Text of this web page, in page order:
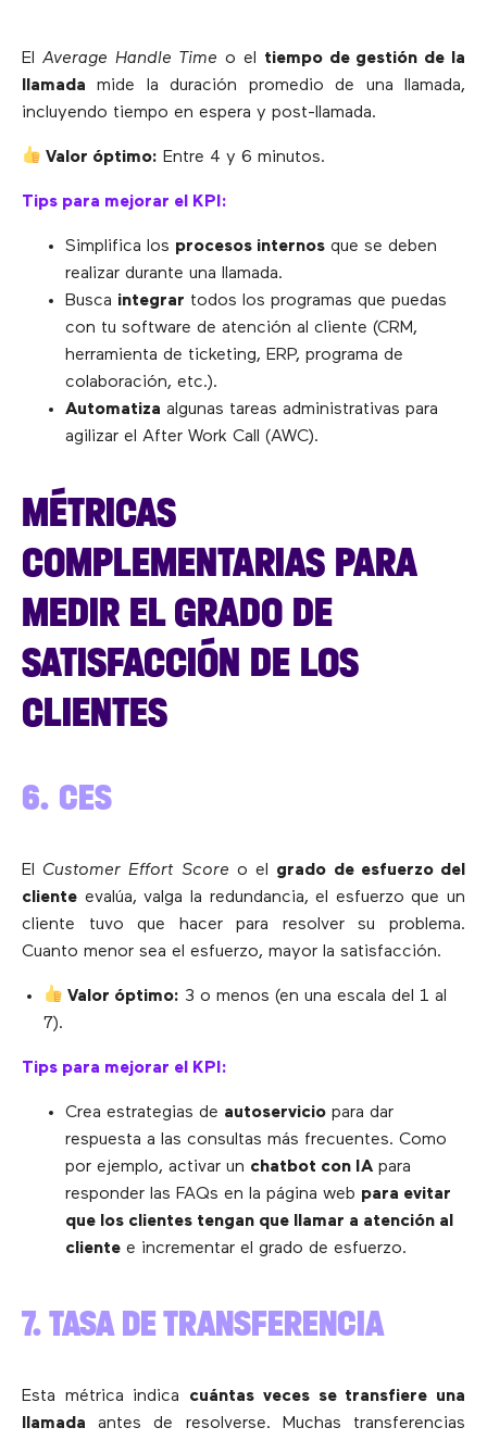
El Average Handle Time o el tiempo de gestión de la
llamada mide la duración promedio de una llamada,
incluyendo tiempo en espera y post-llamada.
Valor óptimo: Entre 4 y 6 minutos.
Tips para mejorar el KPI:
Simplifica los procesos internos que se deben
realizar durante una llamada.
Busca integrar todos los programas que puedas
con tu software de atención al cliente (CRM,
herramienta de ticketing, ERP, programa de
colaboración, etc.).
Automatiza algunas tareas administrativas para
agilizar el After Work Call (AWC).
MÉTRICAS
COMPLEMENTARIAS PARA
MEDIR EL GRADO DE
SATISFACCIÓN DE LOS
CLIENTES
6. CES
El Customer Effort Score o el grado de esfuerzo del
cliente evalúa, valga la redundancia, el esfuerzo que un
cliente tuvo que hacer para resolver su problema.
Cuanto menor sea el esfuerzo, mayor la satisfacción.
Valor óptimo: 3 o menos (en una escala del 1 al
7).
Tips para mejorar el KPI:
Crea estrategias de autoservicio para dar
respuesta a las consultas más frecuentes. Como
por ejemplo, activar un chatbot con IA para
responder las FAQs en la página web para evitar
que los clientes tengan que llamar a atención al
cliente e incrementar el grado de esfuerzo.
7. TASA DE TRANSFERENCIA
Esta métrica indica cuántas veces se transfiere una
llamada antes de resolverse. Muchas transferencias